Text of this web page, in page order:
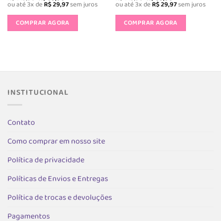
preço
original
era:
R$ 149,90.
preço
é:
R$ 89,90.
ou até 3x deR$29,97sem juros
COMPRAR AGORA
opções
do
produto
preço
original
era:
R$ 149,90.
preço
é:
R$ 89,90.
ou até 3x deR$29,97sem juros
COMPRAR AGORA
opções
INSTITUCIONAL
Contato
Como comprar em nosso site
Política de privacidade
Políticas de Envios e Entregas
Política de trocas e devoluções
Pagamentos